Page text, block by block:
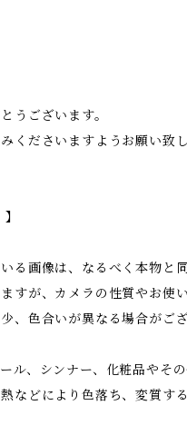
うございます。
くださいますようお願い致し
る画像は、なるべく本物と
すが、カメラの性質やお使
、色合いが異なる場合がござ
ル、シンナー、化粧品やそ
などにより色落ち、変質す